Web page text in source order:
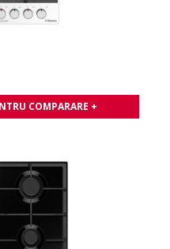
COMPARARE +